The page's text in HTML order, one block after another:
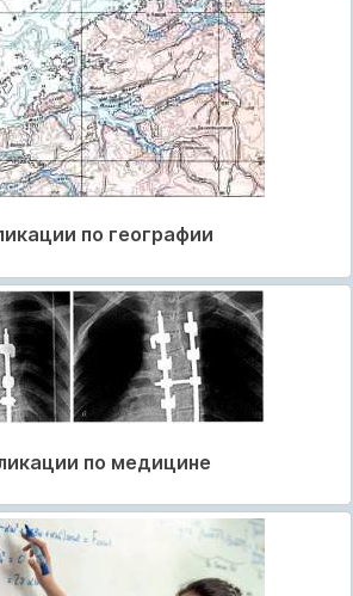
по географии
по медицине